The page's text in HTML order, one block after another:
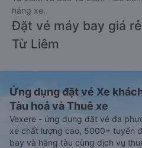
hãng xe.
Đặt vé máy bay giá
Từ Liêm
Ứng dụng đặt vé Xe
Tàu hoả và Thuê xe
Vexere - ứng dụng đặt vé đa
xe chất lượng cao, 5000+ tuyến
bay và hãng tàu cùng dịch vụ